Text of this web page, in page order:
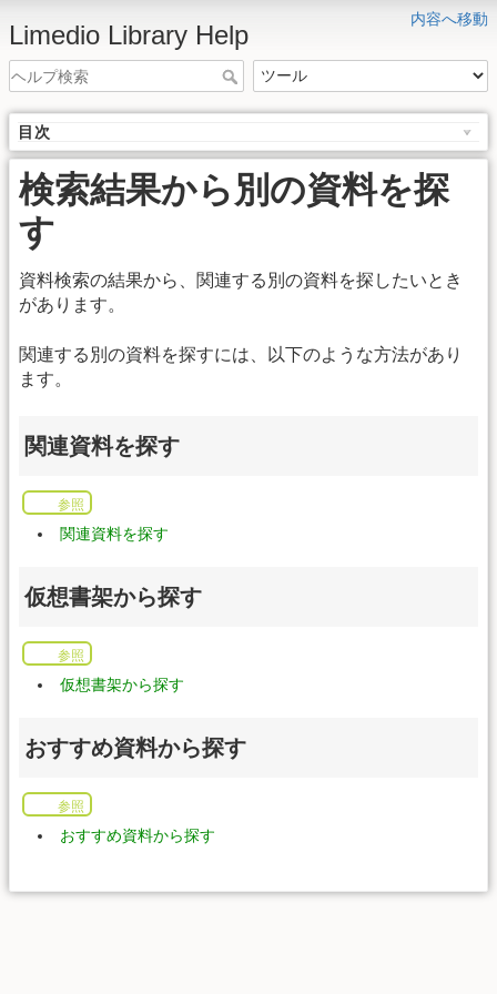
内容へ移動
Limedio Library Help
目次
検索結果から別の資料を探
す
資料検索の結果から、関連する別の資料を探したいとき
があります。
関連する別の資料を探すには、以下のような方法があり
ます。
関連資料を探す
参照
関連資料を探す
仮想書架から探す
参照
仮想書架から探す
おすすめ資料から探す
参照
おすすめ資料から探す